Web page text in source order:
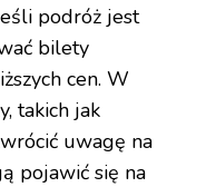
podróż jest
bilety
cen. W
takich jak
uwagę na
pojawić się na